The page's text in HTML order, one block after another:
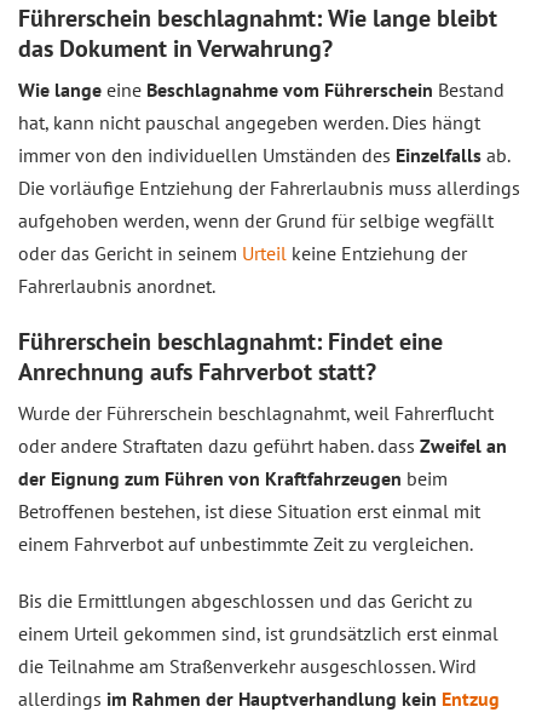
Führerschein beschlagnahmt: Wie lange bleibt
das Dokument in Verwahrung?
Wie lange eine Beschlagnahme vom Führerschein Bestand
hat, kann nicht pauschal angegeben werden. Dies hängt
immer von den individuellen Umständen des Einzelfalls ab.
Die vorläufige Entziehung der Fahrerlaubnis muss allerdings
aufgehoben werden, wenn der Grund für selbige wegfällt
oder das Gericht in seinem Urteil keine Entziehung der
Fahrerlaubnis anordnet.
Führerschein beschlagnahmt: Findet eine
Anrechnung aufs Fahrverbot statt?
Wurde der Führerschein beschlagnahmt, weil Fahrerflucht
oder andere Straftaten dazu geführt haben. dass Zweifel an
der Eignung zum Führen von Kraftfahrzeugen beim
Betroffenen bestehen, ist diese Situation erst einmal mit
einem Fahrverbot auf unbestimmte Zeit zu vergleichen.
Bis die Ermittlungen abgeschlossen und das Gericht zu
einem Urteil gekommen sind, ist grundsätzlich erst einmal
die Teilnahme am Straßenverkehr ausgeschlossen. Wird
allerdings im Rahmen der Hauptverhandlung kein Entzug